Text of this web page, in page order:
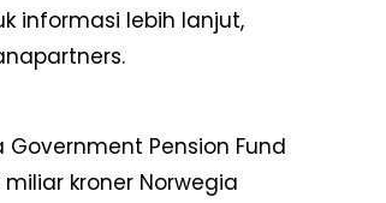
informasi lebih lanjut,
Pension Fund
kroner Norwegia